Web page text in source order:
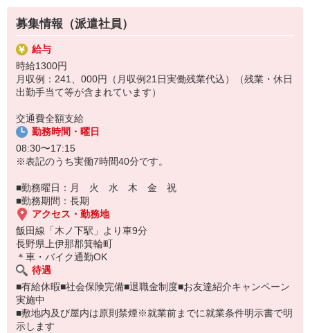
全国にあるお仕事の中から、一人ひとりのスキルや希望条件に応
じたお仕事をご案内します。
安全管理体制も万全ですので安心してご就業いただけます。
登録方法は、【オンライン】【電話】【登録会来場】の3つから
選べます♪
★★履歴書・証明写真は不要！★★
また、ご登録済の方はお仕事の紹介がスムーズです。
ご応募お待ちしています。
派遣先に直接雇用してもらえるようサポートします。祝日はほぼ出
勤あり。勤務時間時差1〜2時間の対応できる方歓迎。ご応募お待ち
しております！
募集情報（派遣社員）
給与
時給1300円
月収例：241、000円（月収例21日実働残業代込）（残業・休日
出勤手当て等が含まれています）
交通費全額支給
勤務時間・曜日
08:30〜17:15
※表記のうち実働7時間40分です。
■勤務曜日：月 火 水 木 金 祝
■勤務期間：長期
アクセス・勤務地
飯田線「木ノ下駅」より車9分
長野県上伊那郡箕輪町
＊車・バイク通勤OK
待遇
■有給休暇■社会保険完備■退職金制度■お友達紹介キャンペーン
実施中
■敷地内及び屋内は原則禁煙※就業前までに就業条件明示書で明
示します